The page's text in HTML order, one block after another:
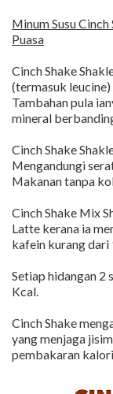
Minum Susu
Puasa
Cinch Shake
(termasuk
Tambahan pula
mineral
Cinch Shake
Mengandungi
Makanan tanpa
Cinch Shake Mix
Latte kerana ia
kafein kurang dari
Setiap hidangan 2
Kcal.
Cinch Shake
yang menjaga
pembakaran kalori.